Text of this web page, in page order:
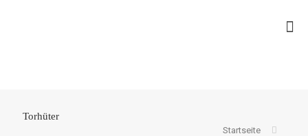
Torhüter
Startseite